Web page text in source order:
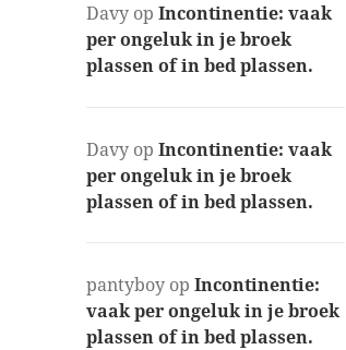
Davy opIncontinentie: vaak
per ongeluk in je broek
plassen of in bed plassen.
Davy opIncontinentie: vaak
per ongeluk in je broek
plassen of in bed plassen.
pantyboy opIncontinentie:
vaak per ongeluk in je broek
plassen of in bed plassen.